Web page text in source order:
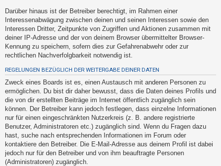
A
k
t
i
v
e
T
h
e
m
e
n
Darüber hinaus ist der Betreiber berechtigt, im Rahmen einer
Interessenabwägung zwischen deinen und seinen Interessen sowie den
Interessen Dritter, Zeitpunkte von Zugriffen und Aktionen zusammen mit
deiner IP-Adresse und der von deinem Browser übermittelter Browser-
Kennung zu speichern, sofern dies zur Gefahrenabwehr oder zur
rechtlichen Nachverfolgbarkeit notwendig ist.
REGELUNGEN BEZÜGLICH DER WEITERGABE DEINER DATEN
Zweck eines Boards ist es, einen Austausch mit anderen Personen zu
ermöglichen. Du bist dir daher bewusst, dass die Daten deines Profils und
die von dir erstellten Beiträge im Internet öffentlich zugänglich sein
können. Der Betreiber kann jedoch festlegen, dass einzelne Informationen
nur für einen eingeschränkten Nutzerkreis (z. B. andere registrierte
Benutzer, Administratoren etc.) zugänglich sind. Wenn du Fragen dazu
hast, suche nach entsprechenden Informationen im Forum oder
kontaktiere den Betreiber. Die E-Mail-Adresse aus deinem Profil ist dabei
jedoch nur für den Betreiber und von ihm beauftragte Personen
(Administratoren) zugänglich.